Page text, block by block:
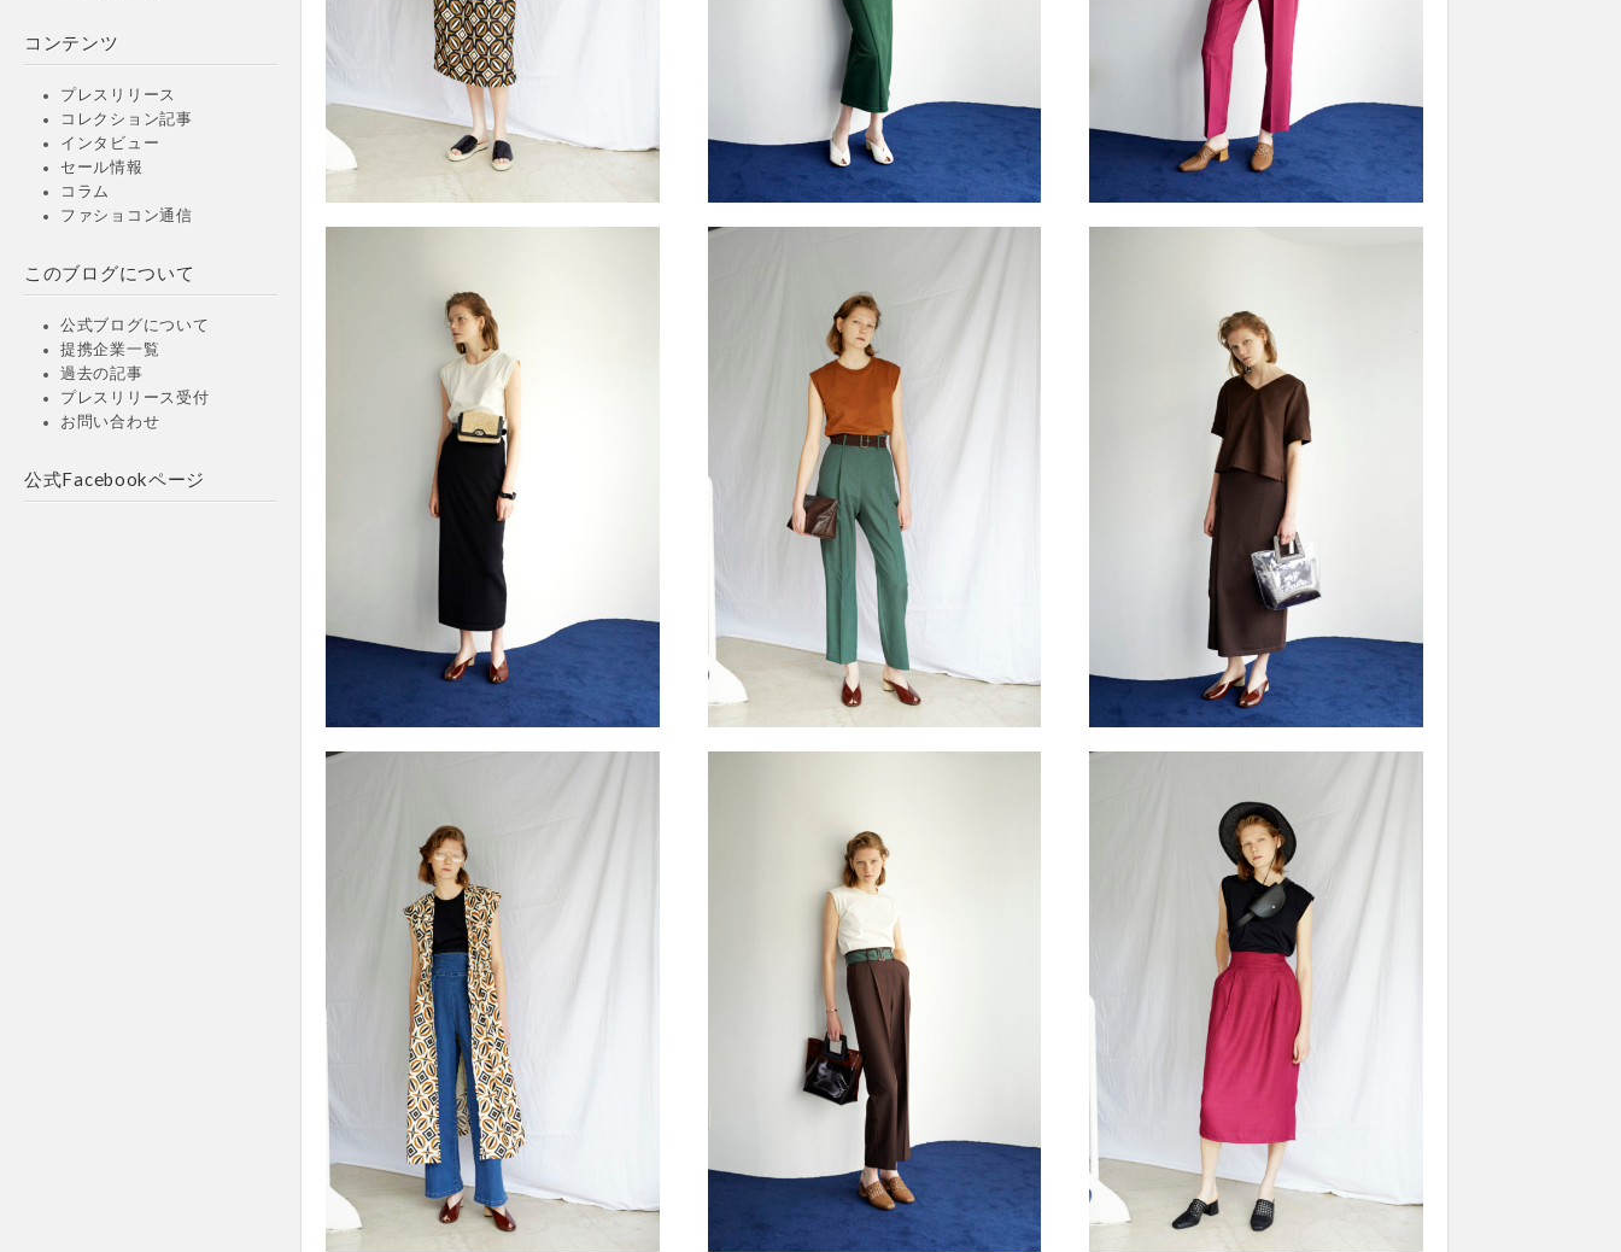
コンテンツ
プレスリリース
コレクション記事
インタビュー
セール情報
コラム
ファショコン通信
このブログについて
公式ブログについて
提携企業一覧
過去の記事
プレスリリース受付
お問い合わせ
公式Facebookページ